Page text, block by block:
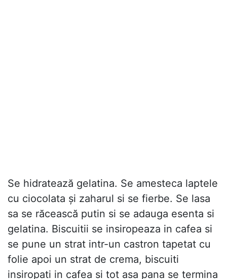
Se hidratează gelatina. Se amesteca laptele
cu ciocolata și zaharul si se fierbe. Se lasa
sa se răcească putin si se adauga esenta si
gelatina. Biscuitii se insiropeaza in cafea si
se pune un strat intr-un castron tapetat cu
folie apoi un strat de crema, biscuiti
insiropati in cafea si tot asa pana se termina